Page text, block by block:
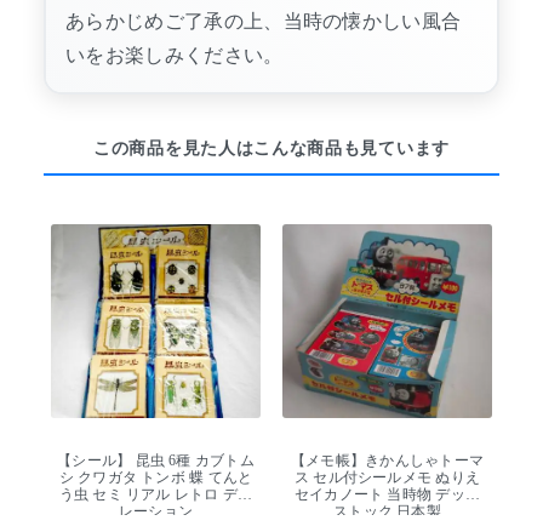
あらかじめご了承の上、当時の懐かしい風合
いをお楽しみください。
この商品を見た人はこんな商品も見ています
【シール】 昆虫 6種 カブトム
シ クワガタ トンボ 蝶 てんと
う虫 セミ リアル レトロ デコ
レーション
【メモ帳】きかんしゃトーマ
ス セル付シールメモ ぬりえ
セイカノート 当時物 デッド
ストック 日本製